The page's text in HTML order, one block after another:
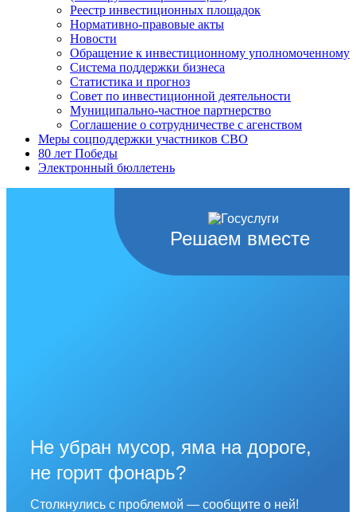
Реестр инвестиционных площадок
Нормативно-правовые акты
Новости
Обращение к инвестиционному уполномоченному
Система поддержки бизнеса
Статистика и прогноз
Совет по инвестиционной деятельности
Муниципально-частное партнерство
Соглашение о сотрудничестве с агенством
Меры соцподдержки участников СВО
80 лет Победы
Электронный бюллетень
Решаем вместе
Не убран мусор, яма на дороге,
не горит фонарь?
Столкнулись с проблемой — сообщите о ней!